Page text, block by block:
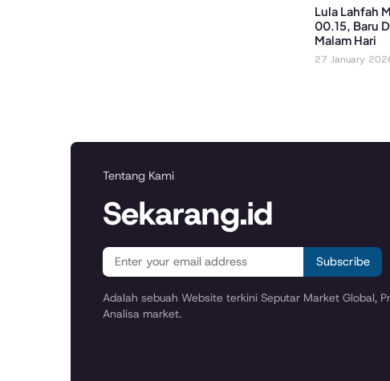
Lula Lahfah
00.15, Baru
Malam Hari
27 January
Tentang Kami
Sekarang.id
Subscribe
Adalah sebuah Website terkini Seputar Market Global,
Analisa market.